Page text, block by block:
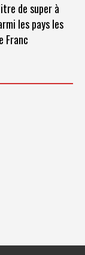
de super à
les pays les
Franc